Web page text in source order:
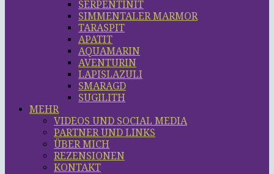
SERPENTINIT
SIMMENTALER MARMOR
TARASPIT
APATIT
AQUAMARIN
AVENTURIN
LAPISLAZULI
SMARAGD
SUGILITH
MEHR
VIDEOS UND SOCIAL MEDIA
PARTNER UND LINKS
ÜBER MICH
REZENSIONEN
KONTAKT